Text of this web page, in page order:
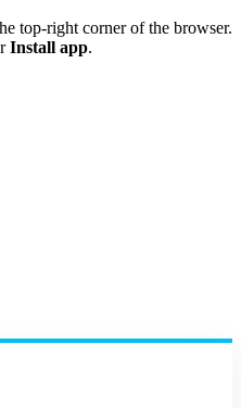
top-right corner of the browser.
Install app.